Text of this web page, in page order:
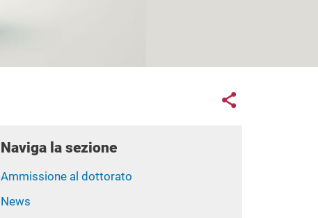
Links
Share button
Naviga la sezione
Ammissione al dottorato
News